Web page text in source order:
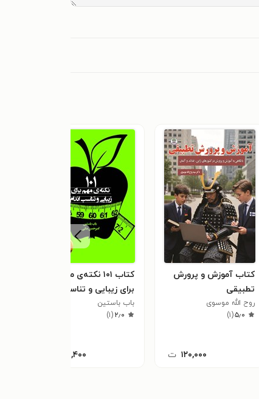
کتاب آموزش و پرورش
تطبیقی
روح الله موسوی
۵٫۰(۱)
۱۲۰,۰۰۰ ت
کتاب ۱۰۱ نکته‌ی مهم
برای زیبایی و تناسب
اندام
باب باستین
۲٫۰(۱)
۵۰,۴۰۰